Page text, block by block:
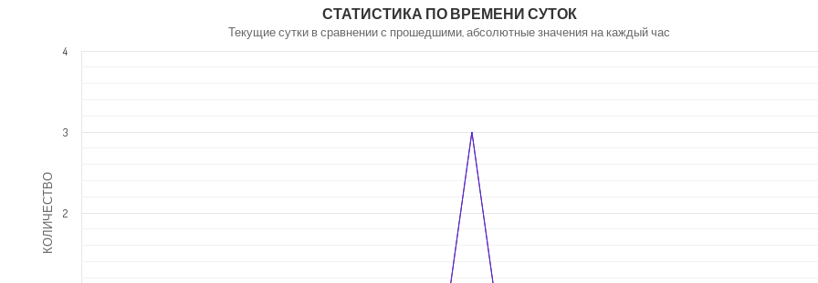
КОЛИЧЕСТВО
СТАТИСТИКА ПО ВРЕМЕНИ СУТОК
Текущие сутки в сравнении с прошедшими, абсолютные значения на каждый час
2
3
4